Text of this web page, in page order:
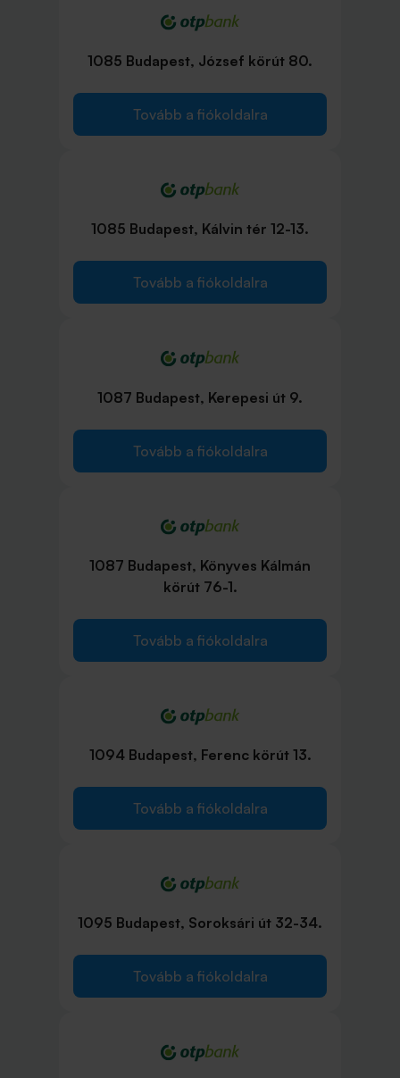
1085 Budapest, József körút 80.
Tovább a fiókoldalra
1085 Budapest, Kálvin tér 12-13.
Tovább a fiókoldalra
1087 Budapest, Kerepesi út 9.
Tovább a fiókoldalra
1087 Budapest, Könyves Kálmán
körút 76-1.
Tovább a fiókoldalra
1094 Budapest, Ferenc körút 13.
Tovább a fiókoldalra
1095 Budapest, Soroksári út 32-34.
Tovább a fiókoldalra